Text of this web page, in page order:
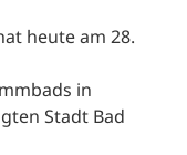
heute am 28.
in
Stadt Bad